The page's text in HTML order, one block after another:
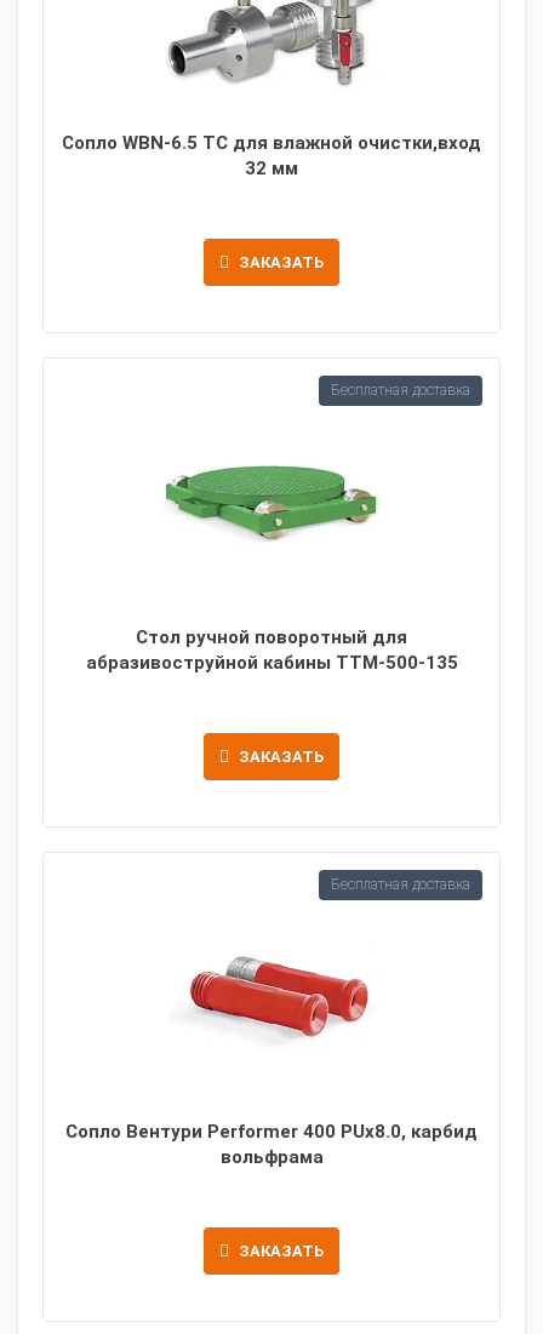
Сопло WBN-6.5 ТС для влажной очистки,вход
32 мм
ЗАКАЗАТЬ
Стол ручной поворотный для
абразивоструйной кабины TTM-500-135
ЗАКАЗАТЬ
Бесплатная доставка
Сопло Вентури Performer 400 PUx8.0, карбид
вольфрама
ЗАКАЗАТЬ
Бесплатная доставка